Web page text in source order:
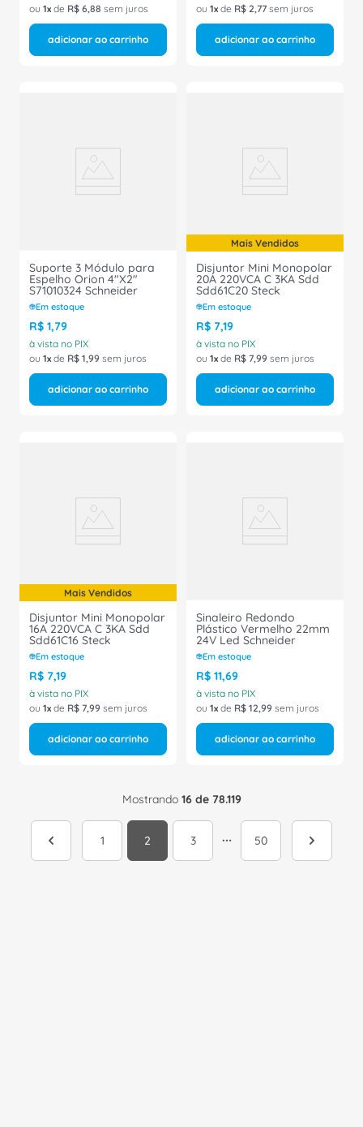
ou 1 de R$ 6,88 sem juros
adicionar ao carrinho
ou 1 de R$ 2,77 sem juros
adicionar ao carrinho
Suporte 3 Módulo para
Espelho Orion 4"X2"
S71010324 Schneider
Em estoque
R$ 1,79
à vista no PIX
ou 1 de R$ 1,99 sem juros
adicionar ao carrinho
Mais Vendidos
Disjuntor Mini Monopolar
20A 220VCA C 3KA Sdd
Sdd61C20 Steck
Em estoque
R$ 7,19
à vista no PIX
ou 1 de R$ 7,99 sem juros
adicionar ao carrinho
Mais Vendidos
Disjuntor Mini Monopolar
16A 220VCA C 3KA Sdd
Sdd61C16 Steck
Em estoque
R$ 7,19
à vista no PIX
ou 1 de R$ 7,99 sem juros
adicionar ao carrinho
Sinaleiro Redondo
Plástico Vermelho 22mm
24V Led Schneider
Em estoque
R$ 11,69
à vista no PIX
ou 1 de R$ 12,99 sem juros
adicionar ao carrinho
Mostrando 16 de 78.119
1 2 3 50